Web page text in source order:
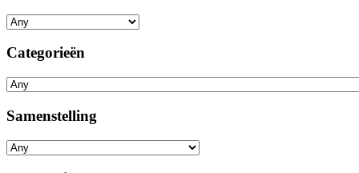
Categorieën
Samenstelling